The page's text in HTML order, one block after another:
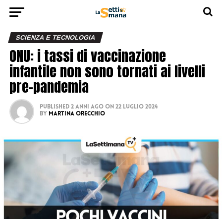
SCIENZA E TECNOLOGIA
ONU: i tassi di vaccinazione
infantile non sono tornati ai livelli
pre-pandemia
Published 2 anni ago on 22 Luglio 2024
By Martina Orecchio